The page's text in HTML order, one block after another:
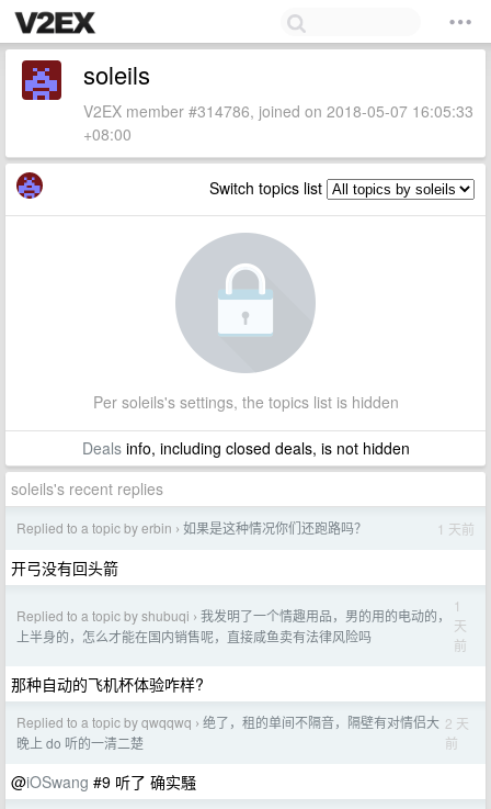
soleils
V2EX member #314786, joined on 2018-05-07 16:05:33
+08:00
Switch topics list
Per soleils's settings, the topics list is hidden
Dealsinfo, including closed deals, is not hidden
soleils's recent replies
Replied to a topic by erbin › 如果是这种情况你们还跑路吗？ 1 天前
开弓没有回头箭
Replied to a topic by shubuqi › 我发明了一个情趣用品，男的用的电动的，
上半身的，怎么才能在国内销售呢，直接咸鱼卖有法律风险吗
1
天
前
那种自动的飞机杯体验咋样?
Replied to a topic by qwqqwq › 绝了，租的单间不隔音，隔壁有对情侣大
晚上 do 听的一清二楚
2 天
前
@iOSwang #9 听了 确实騒